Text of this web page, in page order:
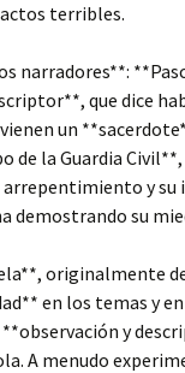
terribles.
narradores**:
que dice
un
de la Guardia
y
demostrando su
originalmente
en los temas y
y
A menudo